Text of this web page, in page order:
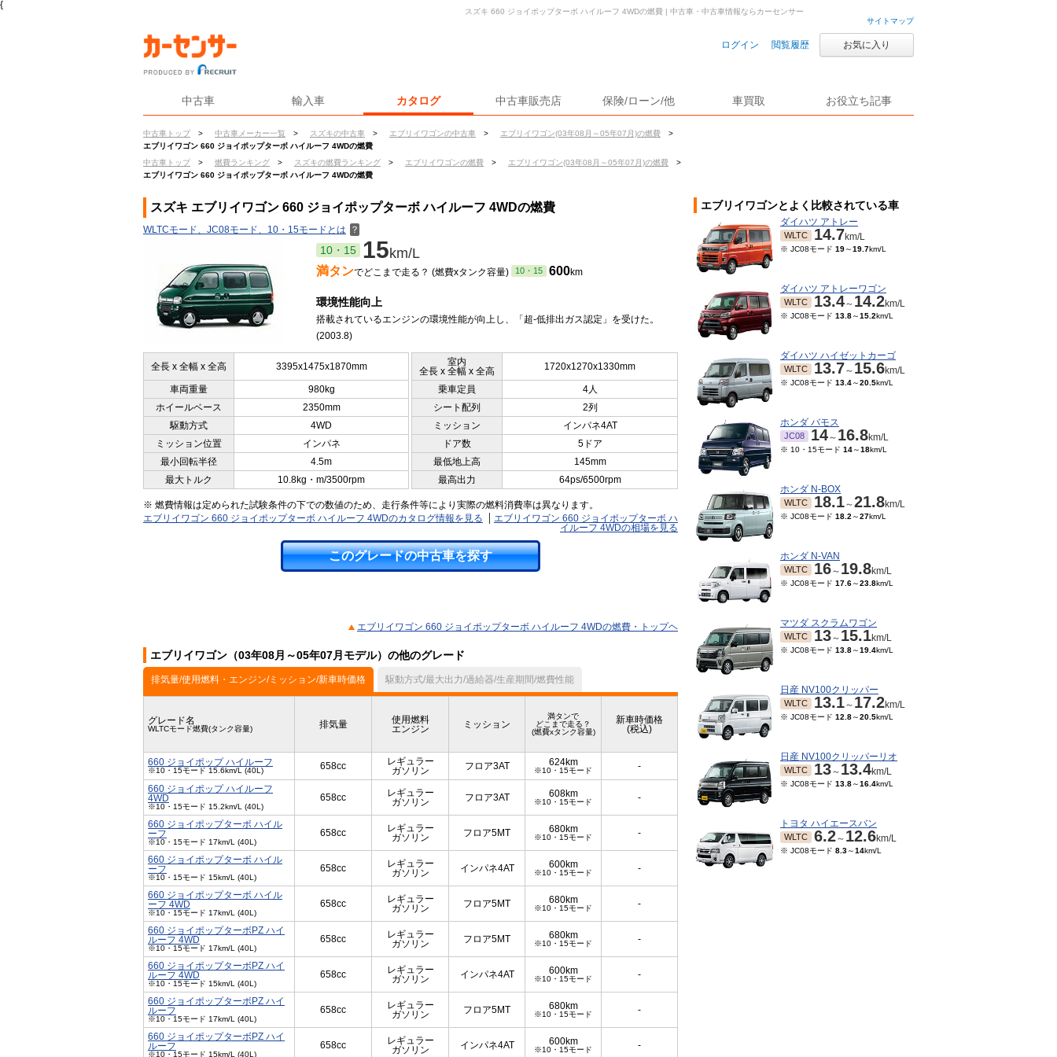
{
サイトマップ
ログイン 閲覧履歴 お気に入り
中古車 輸入車 カタログ 中古車販売店 保険/ローン/他 車買取 お役立ち記事
中古車トップ > 中古車メーカー一覧 > スズキの中古車 > エブリイワゴンの中古車 > エブリイワゴン(03年08月～05年07月)の燃費
>
エブリイワゴン 660 ジョイポップターボ ハイルーフ 4WDの燃費
中古車トップ
> 燃費ランキング > スズキの燃費ランキング > エブリイワゴンの燃費 > エブリイワゴン(03年08月～05年07月)の燃費
>
エブリイワゴン 660 ジョイポップターボ ハイルーフ 4WDの燃費
スズキ 660 ジョイポップターボ ハイルーフ 4WDの燃費 | 中古車・中古車情報ならカーセンサー
スズキ エブリイワゴン 660 ジョイポップターボ ハイルーフ 4WDの燃費
WLTCモード、JC08モード、10・15モードとは ？
10・15 15km/L
満タンでどこまで走る？ (燃費xタンク容量) 10・15 600km
環境性能向上
搭載されているエンジンの環境性能が向上し、「超-低排出ガス認定」を受けた。
(2003.8)
全長 x 全幅 x 全高 3395x1475x1870mm
室内
全長 x 全幅 x 全高
1720x1270x1330mm
車両重量 980kg 乗車定員
4人
ホイールベース
2350mm シート配列
2列
駆動方式
4WD ミッション
インパネ4AT
ミッション位置
インパネ ドア数
5ドア
最小回転半径
4.5m 最低地上高
145mm
最大トルク
10.8kg・m/3500rpm 最高出力 64ps/6500rpm
※ 燃費情報は定められた試験条件の下での数値のため、走行条件等により実際の燃料消費率は異なります。
エブリイワゴン 660 ジョイポップターボ ハイルーフ 4WDのカタログ情報を見る
エブリイワゴン 660 ジョイポップターボ ハ
イルーフ 4WDの相場を見る
このグレードの中古車を探す
エブリイワゴン 660 ジョイポップターボ ハイルーフ 4WDの燃費・トップヘ
エブリイワゴン（03年08月～05年07月モデル）の他のグレード
排気量/使用燃料・エンジン/ミッション/新車時価格 駆動方式/最大出力/過給器/生産期間/燃費性能
グレード名
WLTCモード燃費(タンク容量) 排気量
使用燃料
エンジン
ミッション
満タンで
どこまで走る？
(燃費xタンク容量)
新車時価格
(税込)
660 ジョイポップ ハイルーフ
※10・15モード 15.6km/L (40L) 658cc
レギュラー
ガソリン
フロア3AT 624km
※10・15モード -
660 ジョイポップ ハイルーフ
4WD
※10・15モード 15.2km/L (40L)
658cc
レギュラー
ガソリン
フロア3AT 608km
※10・15モード -
660 ジョイポップターボ ハイル
ーフ
※10・15モード 17km/L (40L)
658cc
レギュラー
ガソリン
フロア5MT 680km
※10・15モード -
660 ジョイポップターボ ハイル
ーフ
※10・15モード 15km/L (40L)
658cc
レギュラー
ガソリン
インパネ4AT 600km
※10・15モード -
660 ジョイポップターボ ハイル
ーフ 4WD
※10・15モード 17km/L (40L)
658cc
レギュラー
ガソリン
フロア5MT 680km
※10・15モード -
660 ジョイポップターボPZ ハイ
ルーフ 4WD
※10・15モード 17km/L (40L)
658cc
レギュラー
ガソリン
フロア5MT 680km
※10・15モード -
660 ジョイポップターボPZ ハイ
ルーフ 4WD
※10・15モード 15km/L (40L)
658cc
レギュラー
ガソリン
インパネ4AT 600km
※10・15モード -
660 ジョイポップターボPZ ハイ
ルーフ
※10・15モード 17km/L (40L)
658cc
レギュラー
ガソリン
フロア5MT 680km
※10・15モード -
660 ジョイポップターボPZ ハイ
ルーフ
※10・15モード 15km/L (40L)
658cc
レギュラー
ガソリン
インパネ4AT 600km
※10・15モード -
エブリイワゴンとよく比較されている車
ダイハツ アトレー
WLTC 14.7km/L
※ JC08モード 19～19.7km/L
ダイハツ アトレーワゴン
WLTC 13.4～ 14.2km/L
※ JC08モード 13.8～15.2km/L
ダイハツ ハイゼットカーゴ
WLTC 13.7～ 15.6km/L
※ JC08モード 13.4～20.5km/L
ホンダ バモス
JC08 14～ 16.8km/L
※ 10・15モード 14～18km/L
ホンダ N-BOX
WLTC 18.1～21.8km/L
※ JC08モード 18.2 ～27km/L
ホンダ N-VAN
WLTC 16～ 19.8km/L
※ JC08モード 17.6～23.8km/L
マツダ スクラムワゴン
WLTC 13～ 15.1km/L
※ JC08モード 13.8～19.4km/L
日産 NV100クリッパー
WLTC 13.1～ 17.2km/L
※ JC08モード 12.8～20.5km/L
日産 NV100クリッパーリオ
WLTC 13～ 13.4km/L
※ JC08モード 13.8～16.4km/L
トヨタ ハイエースバン
WLTC 6.2～ 12.6km/L
※ JC08モード 8.3～14km/L